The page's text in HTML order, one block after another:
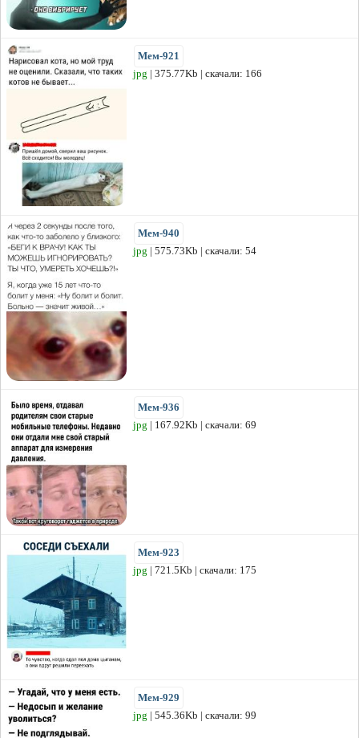
Мем-921
jpg | 375.77Kb | скачали: 166
Мем-940
jpg | 575.73Kb | скачали: 54
Мем-936
jpg | 167.92Kb | скачали: 69
Мем-923
jpg | 721.5Kb | скачали: 175
Мем-929
jpg | 545.36Kb | скачали: 99